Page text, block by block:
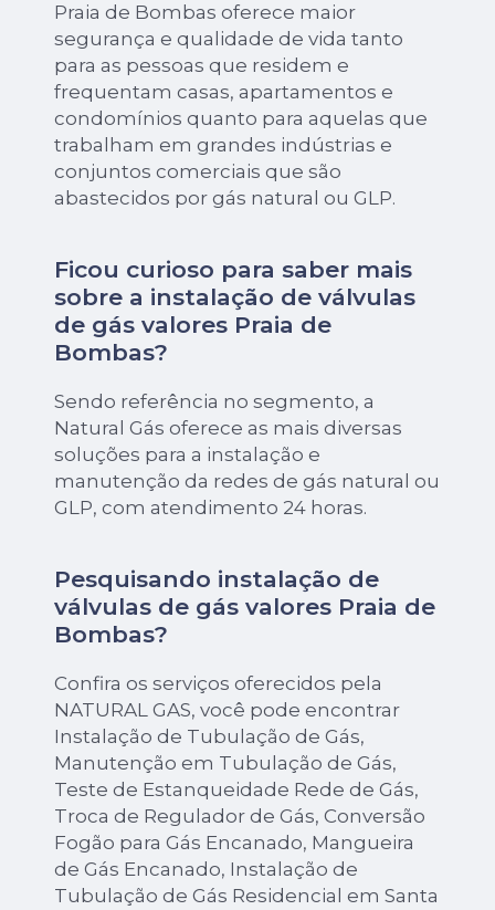
Praia de Bombas oferece maior
segurança e qualidade de vida tanto
para as pessoas que residem e
frequentam casas, apartamentos e
condomínios quanto para aquelas que
trabalham em grandes indústrias e
conjuntos comerciais que são
abastecidos por gás natural ou GLP.
Ficou curioso para saber mais
sobre a instalação de válvulas
de gás valores Praia de
Bombas?
Sendo referência no segmento, a
Natural Gás oferece as mais diversas
soluções para a instalação e
manutenção da redes de gás natural ou
GLP, com atendimento 24 horas.
Pesquisando instalação de
válvulas de gás valores Praia de
Bombas?
Confira os serviços oferecidos pela
NATURAL GAS, você pode encontrar
Instalação de Tubulação de Gás,
Manutenção em Tubulação de Gás,
Teste de Estanqueidade Rede de Gás,
Troca de Regulador de Gás, Conversão
Fogão para Gás Encanado, Mangueira
de Gás Encanado, Instalação de
Tubulação de Gás Residencial em Santa